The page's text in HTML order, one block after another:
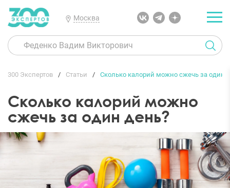
Москва
300 Экспертов Статьи Сколько калорий можно сжечь за один
Сколько калорий можно
сжечь за один день?